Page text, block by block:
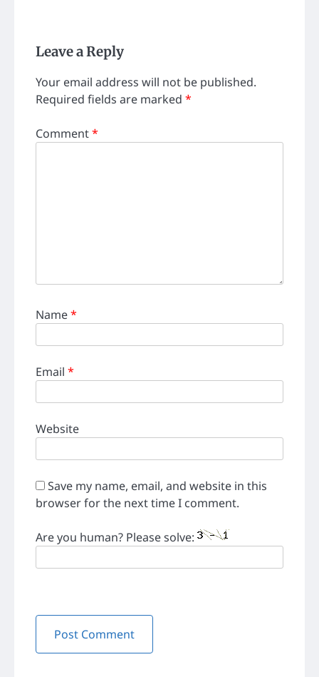
Leave a Reply
Your email address will not be published.
Required fields are marked *
Comment*
Name*
Email *
Website
Save my name, email, and website in this
browser for the next time I comment.
Are you human? Please solve: